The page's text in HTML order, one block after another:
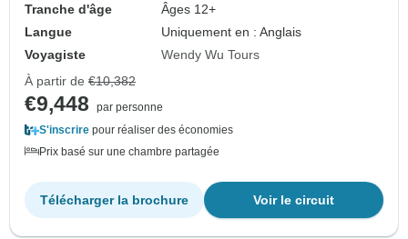
Tranche d'âge
Âges 12+
Langue
Uniquement en : Anglais
Voyagiste
Wendy Wu Tours
À partir de €10,382
€9,448
par personne
S'inscrire pour réaliser des économies
Prix basé sur une chambre partagée
Voir le circuit
Télécharger la brochure